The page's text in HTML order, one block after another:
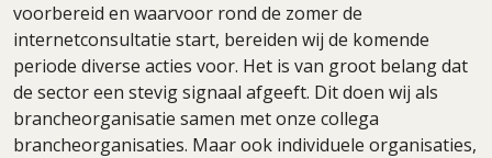
voorbereid en waarvoor rond de zomer de
internetconsultatie start, bereiden wij de komende
periode diverse acties voor. Het is van groot belang dat
de sector een stevig signaal afgeeft. Dit doen wij als
brancheorganisatie samen met onze collega
brancheorganisaties. Maar ook individuele organisaties,